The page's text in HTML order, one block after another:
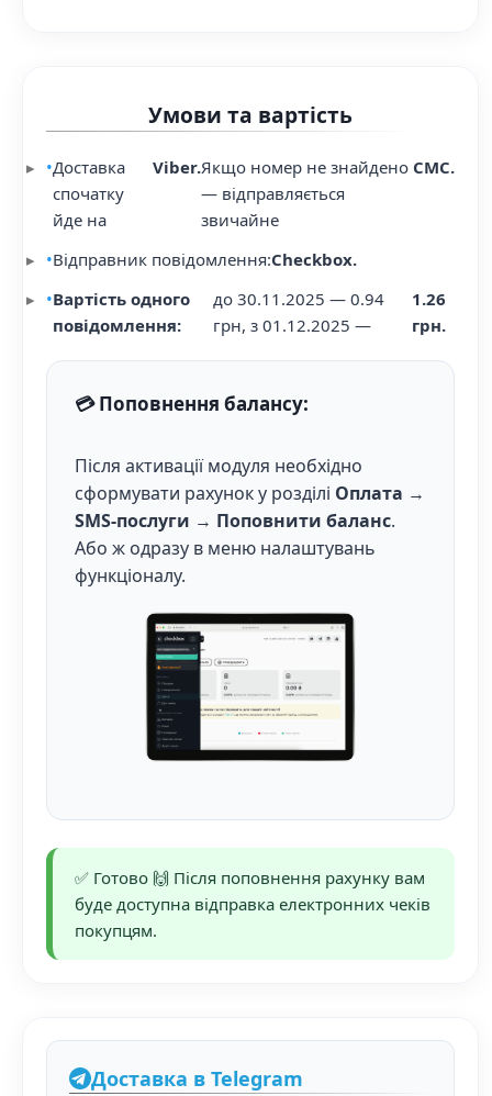
Умови та вартість
•Доставка
спочатку
йде на
Viber.Якщо номер не знайдено
— відправляється
звичайне
СМС.
•Відправник повідомлення:Checkbox.
•Вартість одного
повідомлення:
до 30.11.2025 — 0.94
грн, з 01.12.2025 —
1.26
грн.
💳 Поповнення балансу:
Після активації модуля необхідно
сформувати рахунок у розділі Оплата →
SMS-послуги → Поповнити баланс.
Або ж одразу в меню налаштувань
функціоналу.
✅ Готово 🙌 Після поповнення рахунку вам
буде доступна відправка електронних чеків
покупцям.
Доставка в Telegram